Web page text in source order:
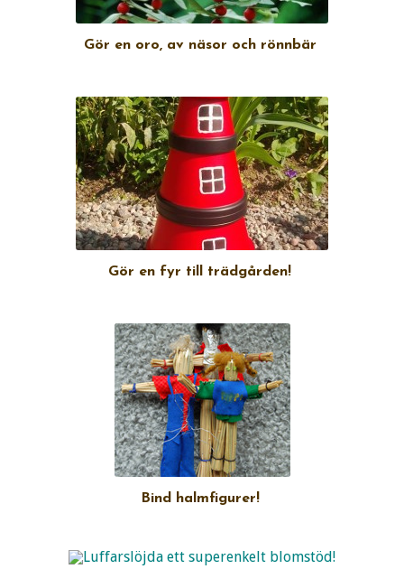
Gör en oro, av näsor och rönnbär
Gör en fyr till trädgården!
Bind halmfigurer!